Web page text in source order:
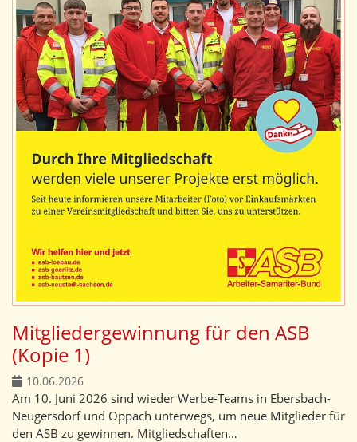
Mitgliedergewinnung für den ASB
(Kopie 1)
10.06.2026
Am 10. Juni 2026 sind wieder Werbe-Teams in Ebersbach-
Neugersdorf und Oppach unterwegs, um neue Mitglieder für
den ASB zu gewinnen. Mitgliedschaften…